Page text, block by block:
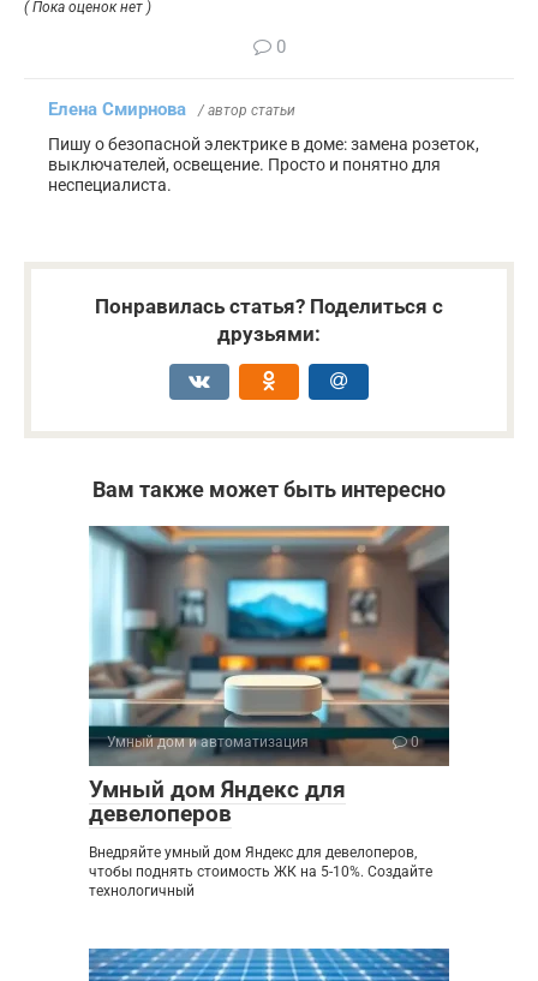
( Пока оценок нет )
0
Елена Смирнова / автор статьи
Пишу о безопасной электрике в доме: замена розеток,
выключателей, освещение. Просто и понятно для
неспециалиста.
Понравилась статья? Поделиться с
друзьями:
Вам также может быть интересно
Умный дом и автоматизация 0
Умный дом Яндекс для
девелоперов
Внедряйте умный дом Яндекс для девелоперов,
чтобы поднять стоимость ЖК на 5-10%. Создайте
технологичный